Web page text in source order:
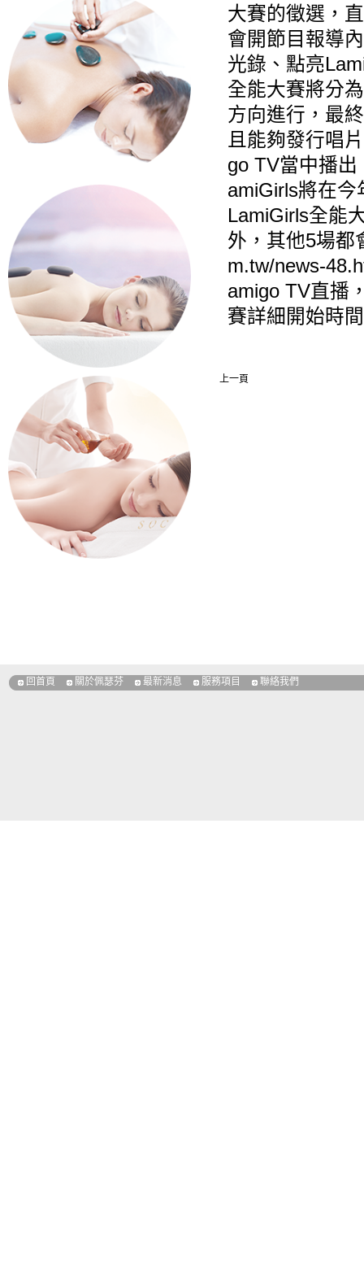
大賽的徵選，
會開節目報導
光錄、點亮
全能大賽將分
方向進行，最
且能夠發行唱
go TV當中播
amiGirls將在
LamiGirls全能
外，其他5場都
m.tw/news-
amigo TV直播
賽詳細開始時
上一頁
回首頁 關於佩瑟芬 最新消息 服務項目 聯絡我們